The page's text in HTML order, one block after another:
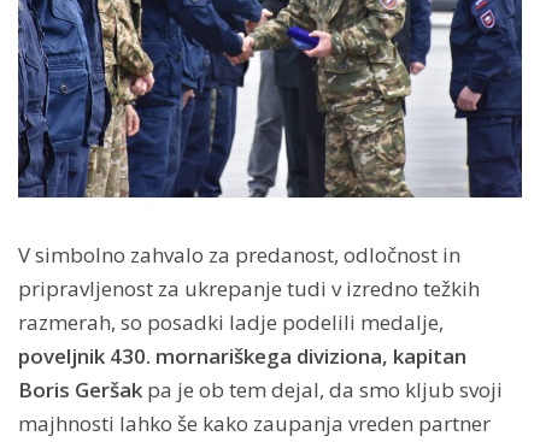
V simbolno zahvalo za predanost, odločnost in
pripravljenost za ukrepanje tudi v izredno težkih
razmerah, so posadki ladje podelili medalje,
poveljnik 430. mornariškega diviziona, kapitan
Boris Geršak pa je ob tem dejal, da smo kljub svoji
majhnosti lahko še kako zaupanja vreden partner